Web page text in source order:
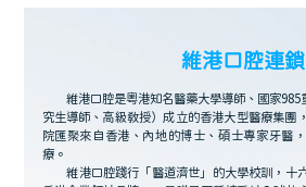
維港口腔連鎖
維港口腔是粵港知名醫藥大學導師、國家
究生導師、高級教授）成立的香港大型醫療集團
院匯聚來自香港、內地的博士、碩士專家牙醫
療。
維港口腔踐行「醫道濟世」的大學校訓，十